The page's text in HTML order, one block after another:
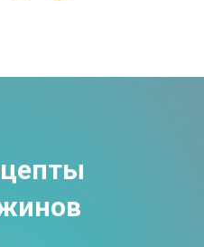
условия
doc, pdf.
соглашения.